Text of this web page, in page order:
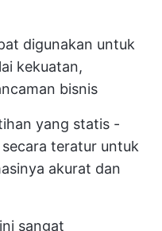
digunakan untuk
kekuatan,
bisnis
yang statis -
teratur untuk
akurat dan
sangat